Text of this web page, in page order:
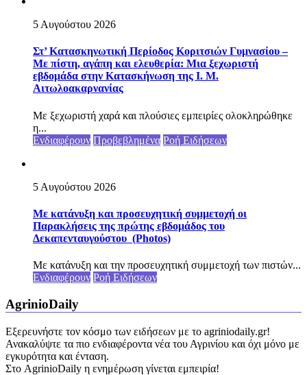
5 Αυγούστου 2026
Στ’ Κατασκηνωτική Περίοδος Κοριτσιών Γυμνασίου –
Με πίστη, αγάπη και ελευθερία: Μια ξεχωριστή
εβδομάδα στην Κατασκήνωση της Ι. Μ.
Αιτωλοακαρνανίας
Με ξεχωριστή χαρά και πλούσιες εμπειρίες ολοκληρώθηκε
η...
Ενδιαφέρουν Προβεβλημένα Ροή Ειδήσεων
5 Αυγούστου 2026
Με κατάνυξη και προσευχητική συμμετοχή οι
Παρακλήσεις της πρώτης εβδομάδος του
Δεκαπενταυγούστου (Photos)
Με κατάνυξη και την προσευχητική συμμετοχή των πιστών...
Ενδιαφέρουν Ροή Ειδήσεων
AgrinioDaily
Εξερευνήστε τον κόσμο των ειδήσεων με το agriniodaily.gr!
Ανακαλύψτε τα πιο ενδιαφέροντα νέα του Αγρινίου και όχι μόνο με
εγκυρότητα και ένταση.
Στο AgrinioDaily η ενημέρωση γίνεται εμπειρία!